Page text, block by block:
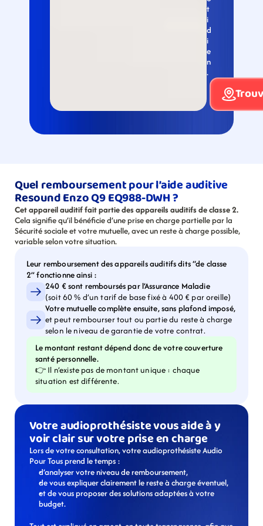
t
i
d
i
e
n
.
Quel remboursement pour l’aide auditive
Resound Enzo Q9 EQ988-DWH ?
Cet appareil auditif fait partie des appareils auditifs de classe 2.
Cela signifie qu’il bénéficie d’une prise en charge partielle par la
Sécurité sociale et votre mutuelle, avec un reste à charge possible,
variable selon votre situation.
Leur remboursement des appareils auditifs dits “de classe
2” fonctionne ainsi :
240 € sont remboursés par l’Assurance Maladie
(soit 60 % d’un tarif de base fixé à 400 € par oreille)
Votre mutuelle complète ensuite, sans plafond imposé,
et peut rembourser tout ou partie du reste à charge
selon le niveau de garantie de votre contrat.
Le montant restant dépend donc de votre couverture
santé personnelle.
👉 Il n’existe pas de montant unique : chaque
situation est différente.
Votre audioprothésiste vous aide à y
voir clair sur votre prise en charge
Lors de votre consultation, votre audioprothésiste Audio
Pour Tous prend le temps :
d’analyser votre niveau de remboursement,
de vous expliquer clairement le reste à charge éventuel,
et de vous proposer des solutions adaptées à votre
budget.